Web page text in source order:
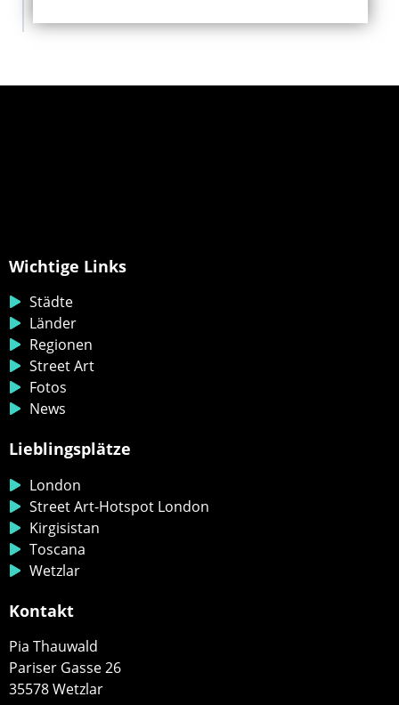
Wichtige Links
Städte
Länder
Regionen
Street Art
Fotos
News
Lieblingsplätze
London
Street Art-Hotspot London
Kirgisistan
Toscana
Wetzlar
Kontakt
Pia Thauwald
Pariser Gasse 26
35578 Wetzlar